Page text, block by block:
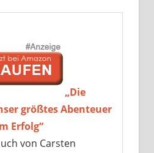
„Die
größtes Abenteuer
Erfolg“
von Carsten